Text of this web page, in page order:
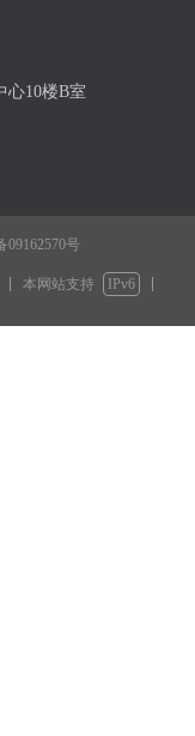
心10楼B室
09162570号
本网站支持
IPv6